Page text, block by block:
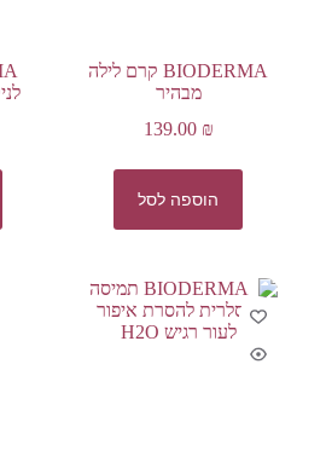
BIODERMA קרם לילה
מבהיר
139.00 ₪
הוספה לסל